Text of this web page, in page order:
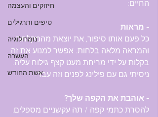
חיזוקים והעצמה
טיפים ותרגילים
נומרולוגיה
העשרה
אשת החודש
החיים:
- מראות
כל פעם אותו סיפור, את יוצאת מהמקלחת
והמראה מלאה בלחות. אפשר למנוע את זה
בקלות על ידי מריחת מעט קצף גילוח עליה.
ניסיתי גם עם פילינג לפנים וזה עבד
- אוהבת את הקפה שלך?
להסרת כתמי קפה / תה עקשניים מספלים,